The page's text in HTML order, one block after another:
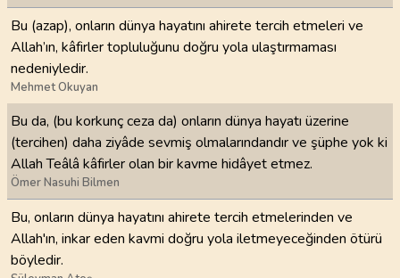
Bu (azap), onların dünya hayatını ahirete tercih etmeleri ve
Allah’ın, kâfirler topluluğunu doğru yola ulaştırmaması
nedeniyledir.
Mehmet Okuyan
Bu da, (bu korkunç ceza da) onların dünya hayatı üzerine
(tercihen) daha ziyâde sevmiş olmalarındandır ve şüphe yok ki
Allah Teâlâ kâfirler olan bir kavme hidâyet etmez.
Ömer Nasuhi Bilmen
Bu, onların dünya hayatını ahirete tercih etmelerinden ve
Allah'ın, inkar eden kavmi doğru yola iletmeyeceğinden ötürü
böyledir.